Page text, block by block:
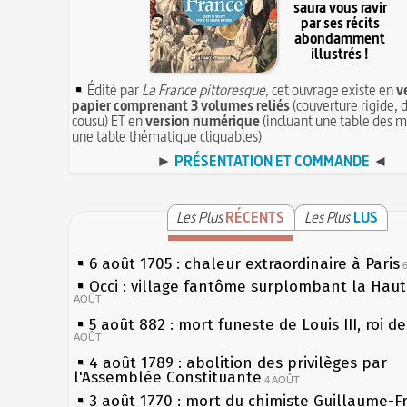
saura vous ravir
par ses récits
abondamment
illustrés !
Édité parLa France pittoresque, cet ouvrage existe en
papier comprenant 3 volumes reliés(couverture rigide,
cousu) ET enversion numérique(incluant une table des
une table thématique cliquables)
► PRÉSENTATION ET COMMANDE ◄
Les PlusRÉCENTS Les Plus LUS
6 août 1705 : chaleur extraordinaire à Paris
Occi : village fantôme surplombant la
AOÛT
5 août 882 : mort funeste de Louis III, roi
AOÛT
4 août 1789 : abolition des privilèges par
l'Assemblée Constituante 4 AOÛT
3 août 1770 : mort du chimiste Guillaume-